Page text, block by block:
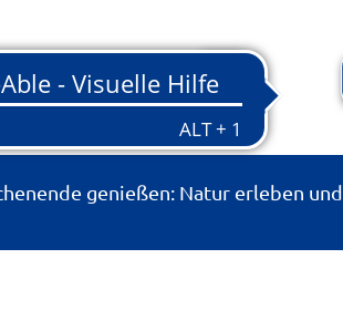
genießen: Natur erleben und